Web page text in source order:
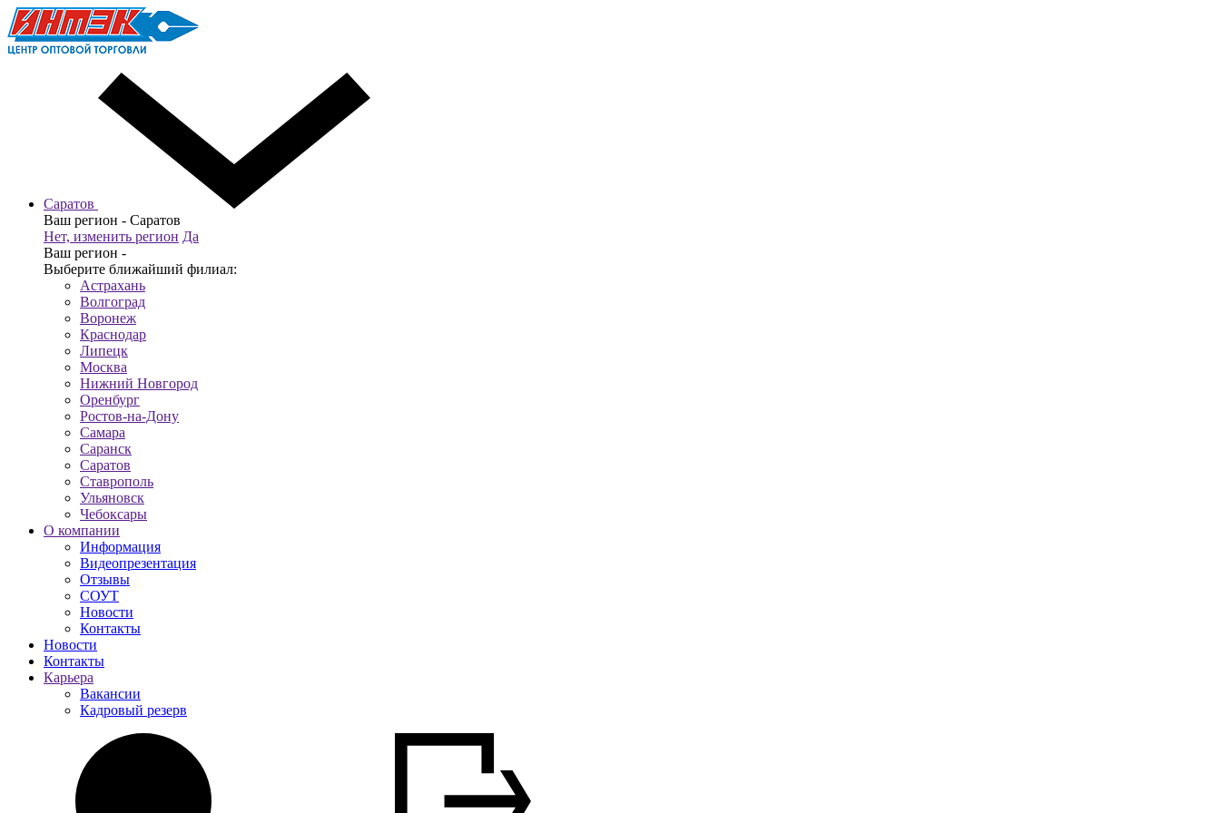
Саратов
Ваш регион - Саратов
Нет, изменить регион Да
Ваш регион -
Выберите ближайший филиал:
Астрахань
Волгоград
Воронеж
Краснодар
Липецк
Москва
Нижний Новгород
Оренбург
Ростов-на-Дону
Самара
Саранск
Саратов
Ставрополь
Ульяновск
Чебоксары
О компании
Информация
Видеопрезентация
Отзывы
СОУТ
Новости
Контакты
Новости
Контакты
Карьера
Вакансии
Кадровый резерв